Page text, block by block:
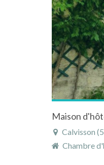
Calvisson
Chambre